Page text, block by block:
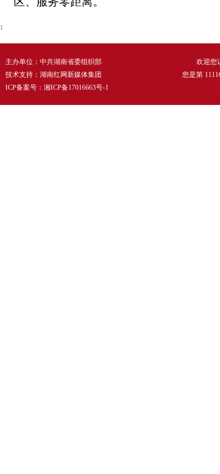
1
主办单位：中共湖南省委组织部
技术支持：湖南红网新媒体集团
ICP备案号： 湘ICP备17016663号-1
欢迎您
您是第